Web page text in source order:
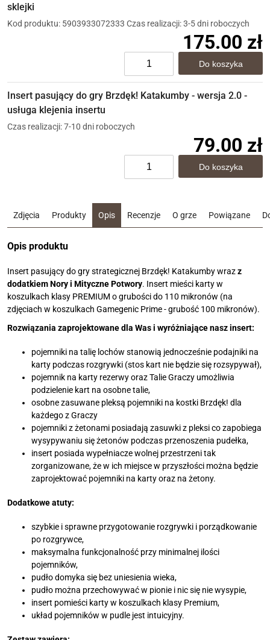
sklejki
Kod produktu: 5903933072333 Czas realizacji: 3-5 dni roboczych
175.00 zł
Insert pasujący do gry Brzdęk! Katakumby - wersja 2.0 -
usługa klejenia insertu
Czas realizacji: 7-10 dni roboczych
79.00 zł
Zdjęcia Produkty Opis Recenzje O grze Powiązane
Opis produktu
Insert pasujący do gry strategicznej Brzdęk! Katakumby wrazz
dodatkiem Nory i Mityczne Potwory. Insert mieści karty w
koszulkach klasy PREMIUM o grubości do 110 mikronów (na
zdjęciach w koszulkach Gamegenic Prime - grubość 100 mikronów).
Rozwiązania zaprojektowane dla Was i wyróżniające nasz insert:
pojemniki na talię lochów stanowią jednocześnie podajniki na
karty podczas rozgrywki (stos kart nie będzie się rozsypywał),
pojemnik na karty rezerwy oraz Talie Graczy umożliwia
podzielenie kart na osobne talie,
osobne zasuwane pleksą pojemniki na kostki Brzdęk! dla
każdego z Graczy
pojemniki z żetonami posiadają zasuwki z pleksi co zapobiega
wysypywaniu się żetonów podczas przenoszenia pudełka,
insert posiada wypełniacze wolnej przestrzeni tak
zorganizowane, że w ich miejsce w przyszłości można będzie
zaprojektować pojemniki na karty oraz na żetony.
Dodatkowe atuty:
szybkie i sprawne przygotowanie rozgrywki i porządkowanie
po rozgrywce,
maksymalna funkcjonalność przy minimalnej ilości
pojemników,
pudło domyka się bez uniesienia wieka,
pudło można przechowywać w pionie i nic się nie wysypie,
insert pomieści karty w koszulkach klasy Premium,
układ pojemników w pudle jest intuicyjny.